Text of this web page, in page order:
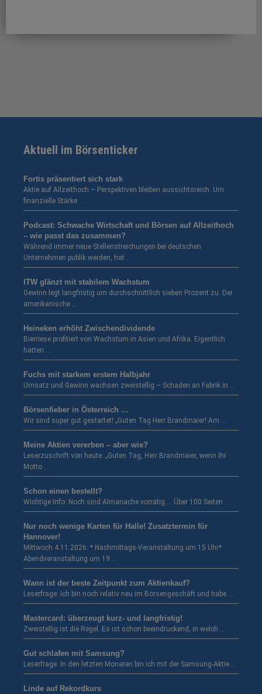
Aktuell im Börsenticker
Fortis präsentiert sich stark
Aktie auf Allzeithoch – Perspektiven bleiben aussichtsreich. Um
finanzielle Stärke …
Podcast: Schwache Wirtschaft und Börsen auf Allzeithoch
– wie passt das zusammen?
Während immer neue Stellenstreichungen bei deutschen
Unternehmen publik werden, hat …
ITW glänzt mit stabilem Wachstum
Gewinn legt langfristig um durchschnittlich sieben Prozent zu. Der
amerikanische …
Heineken erhöht Zwischendividende
Bierriese profitiert von Wachstum in Asien und Afrika. Eigentlich
hatten …
Fuchs mit starkem erstem Halbjahr
Umsatz und Gewinn wachsen zweistellig – Schaden an Fabrik in …
Börsenfieber in Österreich …
Wir sind super gut gestartet! „Guten Tag Herr Brandmaier! Am …
Meine Aktien vererben – aber wie?
Leserzuschrift von heute: „Guten Tag, Herr Brandmaier, wenn Ihr
Motto …
Schon einen bestellt?
Wichtige Info: Noch sind Almanache vorrätig … Über 100 Seiten …
Nur noch wenige Karten für Halle! Zusatztermin für
Hannover!
Mittwoch 4.11.2026: * Nachmittags-Veranstaltung um 15 Uhr*
Abendveranstaltung um 19 …
Wann ist der beste Zeitpunkt zum Aktienkauf?
Leserfrage: Ich bin noch relativ neu im Börsengeschäft und habe …
Mastercard: überzeugt kurz- und langfristig!
Zweistellig ist die Regel. Es ist schon beeindruckend, in welch …
Gut schlafen mit Samsung?
Leserfrage: In den letzten Monaten bin ich mit der Samsung-Aktie …
Linde auf Rekordkurs